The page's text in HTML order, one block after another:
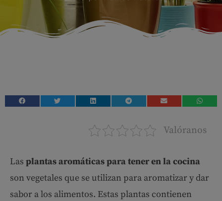
Valóranos
Las plantas aromáticas para tener en la cocina
son vegetales que se utilizan para aromatizar y dar
sabor a los alimentos. Estas plantas contienen